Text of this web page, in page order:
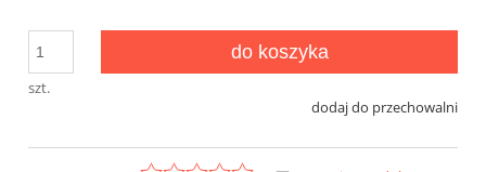
szt.
do koszyka
dodaj do przechowalni